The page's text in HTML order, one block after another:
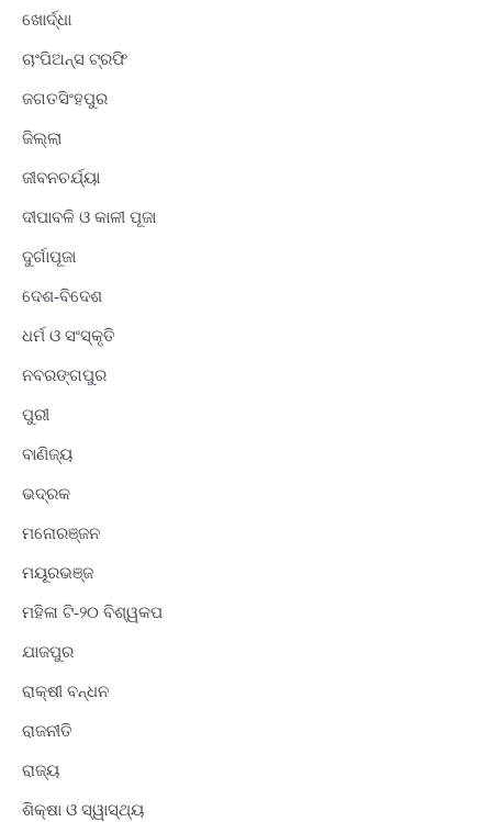
ଖୋର୍ଦ୍ଧା
ଚାଂପିଅନ୍ସ ଟ୍ରଫି
ଜଗତସିଂହପୁର
ଜିଲ୍ଲା
ଜୀବନଚର୍ଯ୍ୟା
ଦୀପାବଳି ଓ କାଳୀ ପୂଜା
ଦୁର୍ଗାପୂଜା
ଦେଶ-ବିଦେଶ
ଧର୍ମ ଓ ସଂସ୍କୃତି
ନବରଙ୍ଗପୁର
ପୁରୀ
ବାଣିଜ୍ୟ
ଭଦ୍ରକ
ମନୋରଞ୍ଜନ
ମୟୂରଭଞ୍ଜ
ମହିଳା ଟି-୨୦ ବିଶ୍ୱକପ
ଯାଜପୁର
ରାକ୍ଷୀ ବନ୍ଧନ
ରାଜନୀତି
ରାଜ୍ୟ
ଶିକ୍ଷା ଓ ସ୍ୱାସ୍ଥ୍ୟ